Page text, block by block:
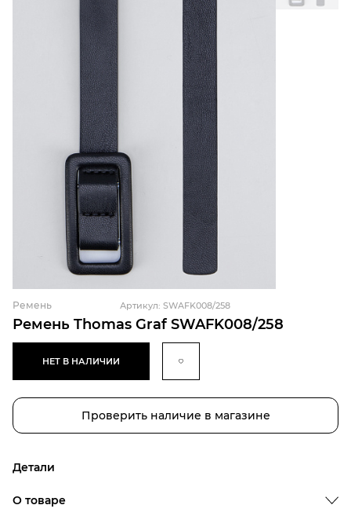
Ремень Thomas Graf SWAFK008/258
Ремень Артикул: SWAFK008/258
НЕТ В НАЛИЧИИ
Проверить наличие в магазине
Детали
О товаре